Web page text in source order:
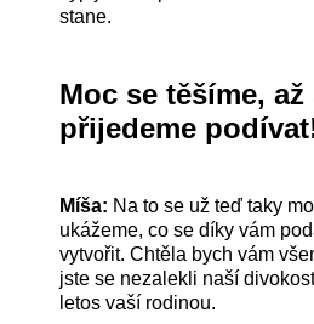
stane.
Moc se těšíme, až
přijedeme
Míša: Na to se už teď taky
ukážeme, co se díky vám
vytvořit. Chtěla bych vám
jste se nezalekli naší
letos vaší rodinou.